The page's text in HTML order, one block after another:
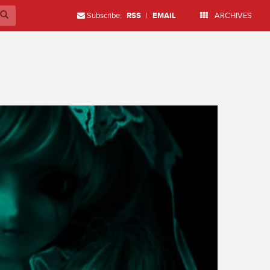
Subscribe: RSS | EMAIL ARCHIVES